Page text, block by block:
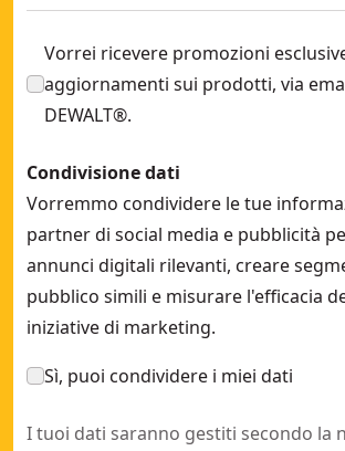
Vorrei ricevere promozioni
aggiornamenti sui prodotti, via
DEWALT®.
Condivisione dati
Vorremmo condividere le tue
partner di social media e pubblicità
annunci digitali rilevanti, creare
pubblico simili e misurare l'efficacia
iniziative di marketing.
Sì, puoi condividere i miei dati
I tuoi dati saranno gestiti secondo la